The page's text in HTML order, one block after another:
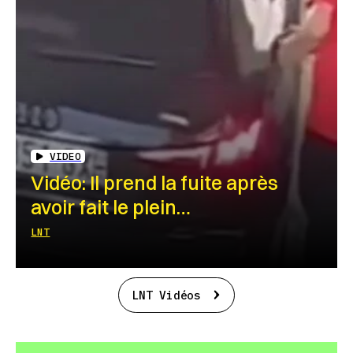
VIDEO
Vidéo: Il prend la fuite après
avoir fait le plein…
LNT
LNT Vidéos